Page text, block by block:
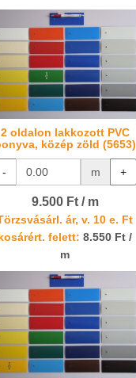
2 oldalon lakkozott PVC
közép zöld (5653)
- m +
9.500 Ft / m
ár, v. 10 e. Ft
kosárért. felett: 8.550 Ft /
m